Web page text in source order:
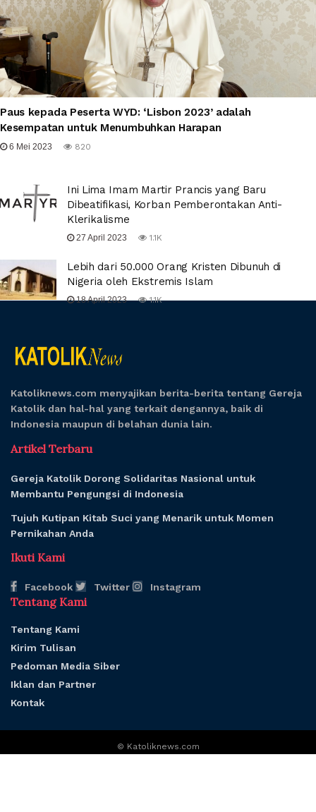
Paus kepada Peserta WYD: ‘Lisbon 2023’ adalah
Kesempatan untuk Menumbuhkan Harapan
6 Mei 2023 820
Ini Lima Imam Martir Prancis yang Baru
Dibeatifikasi, Korban Pemberontakan Anti-
Klerikalisme
27 April 2023 1.1K
Lebih dari 50.000 Orang Kristen Dibunuh di
Nigeria oleh Ekstremis Islam
18 April 2023 1.1K
Katoliknews.com menyajikan berita-berita tentang Gereja
Katolik dan hal-hal yang terkait dengannya, baik di
Indonesia maupun di belahan dunia lain.
Artikel Terbaru
Gereja Katolik Dorong Solidaritas Nasional untuk
Membantu Pengungsi di Indonesia
Tujuh Kutipan Kitab Suci yang Menarik untuk Momen
Pernikahan Anda
Ikuti Kami
Facebook Twitter Instagram
Tentang Kami
Tentang Kami
Kirim Tulisan
Pedoman Media Siber
Iklan dan Partner
Kontak
© Katoliknews.com